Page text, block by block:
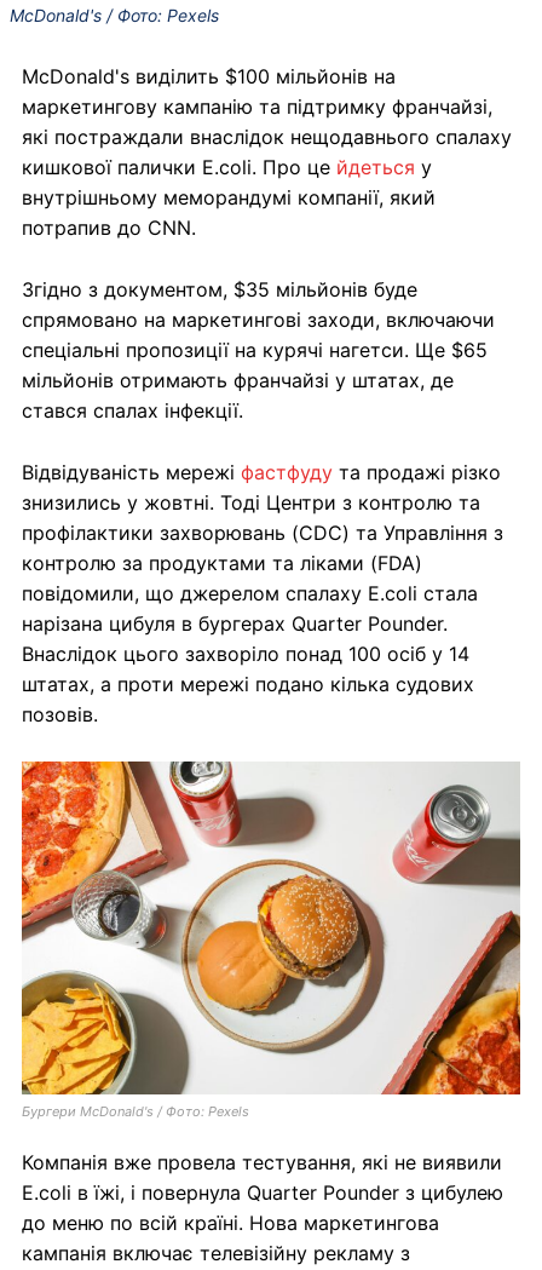
McDonald's / Фото: Pexels
McDonald's виділить $100 мільйонів на
маркетингову кампанію та підтримку франчайзі,
які постраждали внаслідок нещодавнього спалаху
кишкової палички E.coli. Про це йдеться у
внутрішньому меморандумі компанії, який
потрапив до CNN.
Згідно з документом, $35 мільйонів буде
спрямовано на маркетингові заходи, включаючи
спеціальні пропозиції на курячі нагетси. Ще $65
мільйонів отримають франчайзі у штатах, де
стався спалах інфекції.
Відвідуваність мережі фастфуду та продажі різко
знизились у жовтні. Тоді Центри з контролю та
профілактики захворювань (CDC) та Управління з
контролю за продуктами та ліками (FDA)
повідомили, що джерелом спалаху E.coli стала
нарізана цибуля в бургерах Quarter Pounder.
Внаслідок цього захворіло понад 100 осіб у 14
штатах, а проти мережі подано кілька судових
позовів.
Бургери McDonald's / Фото: Pexels
Компанія вже провела тестування, які не виявили
E.coli в їжі, і повернула Quarter Pounder з цибулею
до меню по всій країні. Нова маркетингова
кампанія включає телевізійну рекламу з